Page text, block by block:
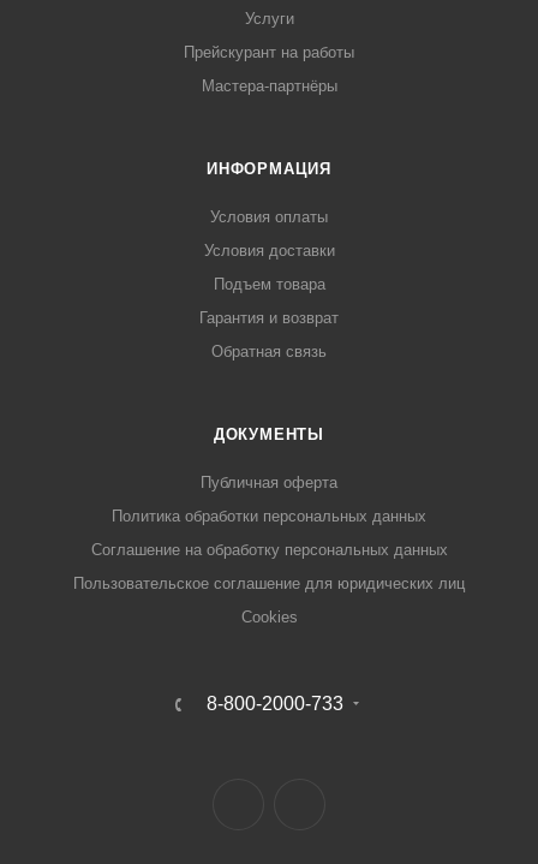
Услуги
Прейскурант на работы
Мастера-партнёры
ИНФОРМАЦИЯ
Условия оплаты
Условия доставки
Подъем товара
Гарантия и возврат
Обратная связь
ДОКУМЕНТЫ
Публичная оферта
Политика обработки персональных данных
Соглашение на обработку персональных данных
Пользовательское соглашение для юридических лиц
Cookies
8-800-2000-733